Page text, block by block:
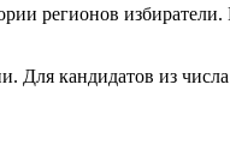
регионов
Для кандидатов из